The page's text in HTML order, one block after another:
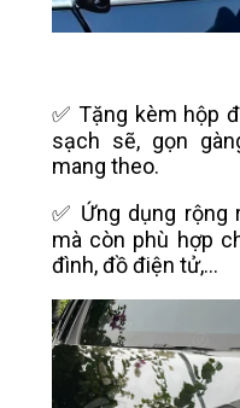
✅ Tặng kèm hộp
sạch sẽ, gọn
mang theo.
✅ Ứng dụng rộng
mà còn phù hợp
đình, đồ điện tử,...